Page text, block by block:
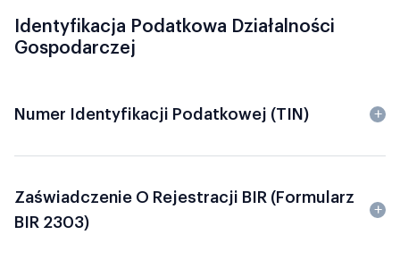
Identyfikacja Podatkowa Działalności
Gospodarczej
Numer Identyfikacji Podatkowej (TIN)
Zaświadczenie O Rejestracji BIR (formularz
BIR 2303)